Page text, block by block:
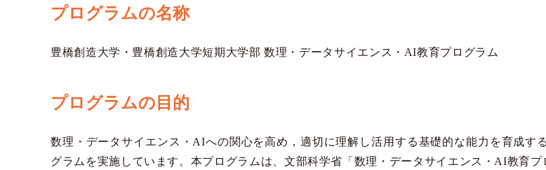
プログラムの名称
豊橋創造大学・豊橋創造大学短期大学部 数理・データサイエンス・AI教育プログラム
プログラムの目的
数理・データサイエンス・AIへの関心を高め，適切に理解し活用する基礎的な能力を育成す
グラムを実施しています。本プログラムは、文部科学省「数理・データサイエンス・AI教育